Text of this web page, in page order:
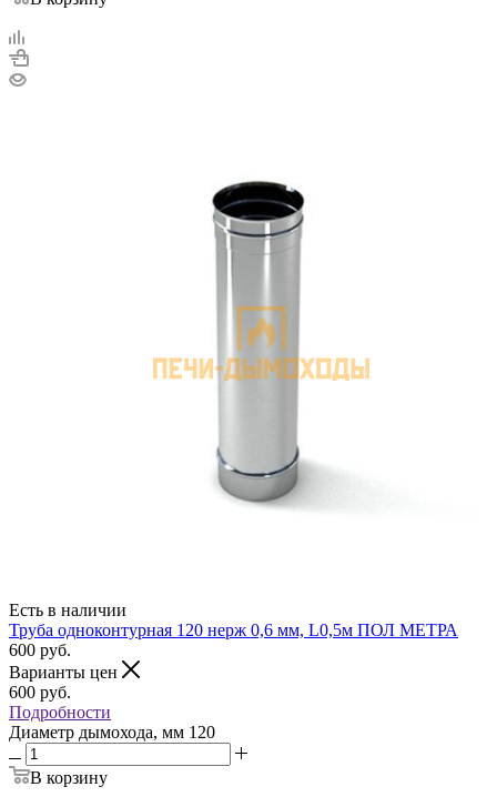
Есть в наличии
Труба одноконтурная 120 нерж 0,6 мм, L0,5м ПОЛ МЕТРА
600 руб.
Варианты цен
600 руб.
Подробности
Диаметр дымохода, мм 120
В корзину